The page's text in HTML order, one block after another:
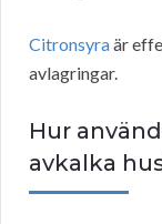
Citronsyraär
avlagringar.
Hur
avkalka